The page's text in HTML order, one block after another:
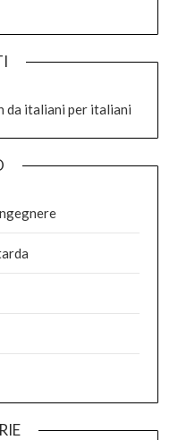
da italiani per italiani